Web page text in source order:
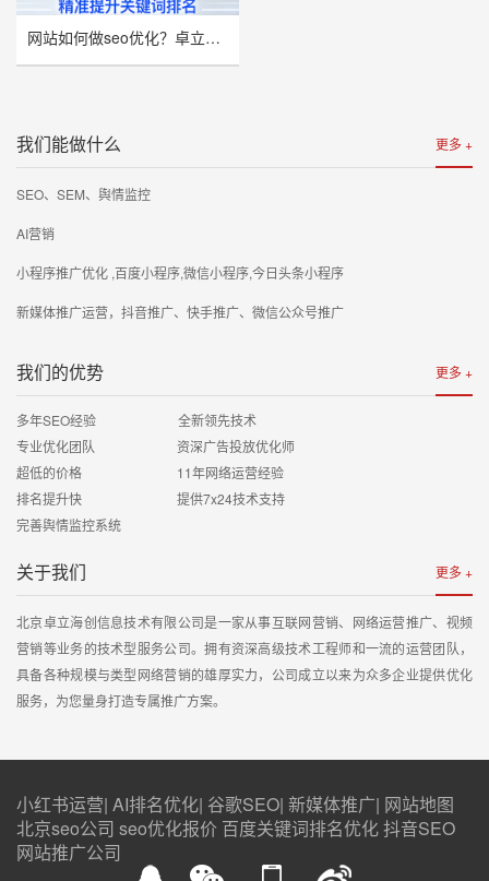
网站如何做seo优化？卓立海创推荐
更多 +
我们能做什么
SEO、SEM、舆情监控
AI营销
小程序推广优化 ,百度小程序,微信小程序,今日头条小程序
新媒体推广运营，抖音推广、快手推广、微信公众号推广
更多 +
我们的优势
多年SEO经验 全新领先技术
专业优化团队 资深广告投放优化师
超低的价格 11年网络运营经验
排名提升快 提供7x24技术支持
完善舆情监控系统
更多 +
关于我们
北京卓立海创信息技术有限公司是一家从事互联网营销、网络运营推广、视频
营销等业务的技术型服务公司。拥有资深高级技术工程师和一流的运营团队，
具备各种规模与类型网络营销的雄厚实力，公司成立以来为众多企业提供优化
服务，为您量身打造专属推广方案。
小红书运营| AI排名优化| 谷歌SEO| 新媒体推广| 网站地图
北京seo公司 seo优化报价 百度关键词排名优化抖音SEO
网站推广公司